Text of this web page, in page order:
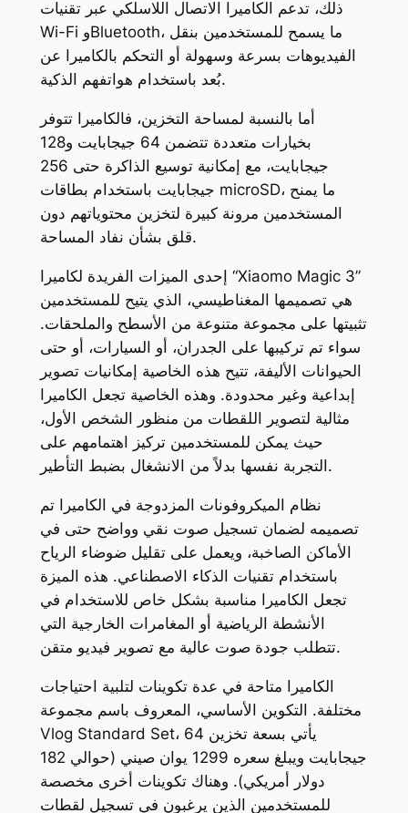
ذلك، تدعم الكاميرا الاتصال اللاسلكي عبر تقنيات
Wi-Fi وBluetooth، ما يسمح للمستخدمين بنقل
الفيديوهات بسرعة وسهولة أو التحكم بالكاميرا عن
بُعد باستخدام هواتفهم الذكية.
أما بالنسبة لمساحة التخزين، فالكاميرا تتوفر
بخيارات متعددة تتضمن 64 جيجابايت و128
جيجابايت، مع إمكانية توسيع الذاكرة حتى 256
جيجابايت باستخدام بطاقات microSD، ما يمنح
المستخدمين مرونة كبيرة لتخزين محتوياتهم دون
قلق بشأن نفاد المساحة.
إحدى الميزات الفريدة لكاميرا “Xiaomo Magic 3”
هي تصميمها المغناطيسي، الذي يتيح للمستخدمين
تثبيتها على مجموعة متنوعة من الأسطح والملحقات.
سواء تم تركيبها على الجدران، أو السيارات، أو حتى
الحيوانات الأليفة، تتيح هذه الخاصية إمكانيات تصوير
إبداعية وغير محدودة. وهذه الخاصية تجعل الكاميرا
مثالية لتصوير اللقطات من منظور الشخص الأول،
حيث يمكن للمستخدمين تركيز اهتمامهم على
التجربة نفسها بدلاً من الانشغال بضبط التأطير.
نظام الميكروفونات المزدوجة في الكاميرا تم
تصميمه لضمان تسجيل صوت نقي وواضح حتى في
الأماكن الصاخبة، ويعمل على تقليل ضوضاء الرياح
باستخدام تقنيات الذكاء الاصطناعي. هذه الميزة
تجعل الكاميرا مناسبة بشكل خاص للاستخدام في
الأنشطة الرياضية أو المغامرات الخارجية التي
تتطلب جودة صوت عالية مع تصوير فيديو متقن.
الكاميرا متاحة في عدة تكوينات لتلبية احتياجات
مختلفة. التكوين الأساسي، المعروف باسم مجموعة
Vlog Standard Set، يأتي بسعة تخزين 64
جيجابايت ويبلغ سعره 1299 يوان صيني (حوالي 182
دولار أمريكي). وهناك تكوينات أخرى مخصصة
للمستخدمين الذين يرغبون في تسجيل لقطات